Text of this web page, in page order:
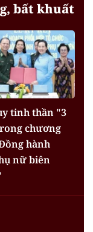
bất khuất
tinh thần "3
chương
hành
nữ biên